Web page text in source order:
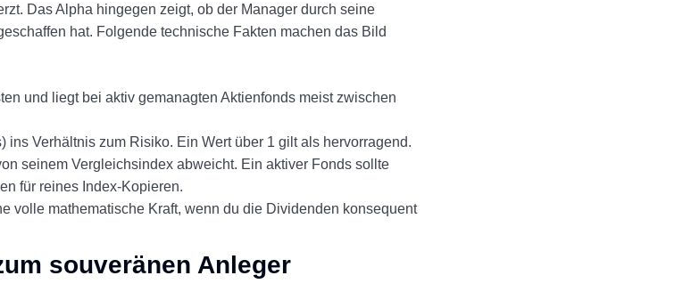
Das Alpha hingegen zeigt, ob der Manager durch seine
hat. Folgende technische Fakten machen das Bild
und liegt bei aktiv gemanagten Aktienfonds meist zwischen
Verhältnis zum Risiko. Ein Wert über 1 gilt als hervorragend.
seinem Vergleichsindex abweicht. Ein aktiver Fonds sollte
für reines Index-Kopieren.
volle mathematische Kraft, wenn du die Dividenden konsequent
souveränen Anleger